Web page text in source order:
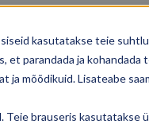
kasutatakse teie
parandada ja
mõõdikuid. Lisateabe
brauseris kasutatakse